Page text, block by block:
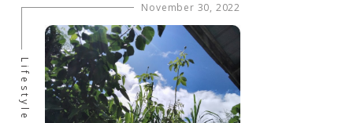
November 30, 2022
Lifestyle